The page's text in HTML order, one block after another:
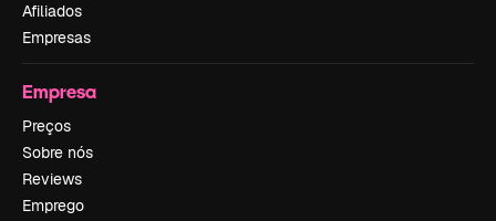
Afiliados
Empresas
Empresa
Preços
Sobre nós
Reviews
Emprego